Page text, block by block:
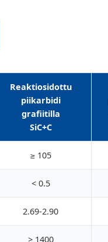
Reaktiosidottu
piikarbidi
grafiitilla
SiC+C
≥ 105
< 0.5
2.69-2.90
> 1400